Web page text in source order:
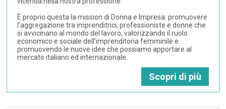
È proprio questa la mission di Donna e Impresa: promuovere
l’aggregazione tra imprenditrici, professioniste e donne che
si avvicinano al mondo del lavoro, valorizzando il ruolo
economico e sociale dell’imprenditoria femminile e
promuovendo le nuove idee che possiamo apportare al
mercato italiano ed internazionale.
Scopri di più